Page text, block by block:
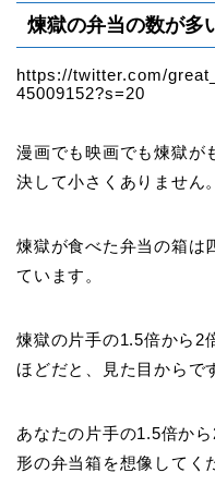
煉獄の弁当の数が多
https://twitter.com/
45009152?s=20
漫画でも映画でも煉獄が
決して小さくありません。
煉獄が食べた弁当の箱は
ています。
煉獄の片手の1.5倍から2
ほどだと、見た目からで
あなたの片手の1.5倍か
形の弁当箱を想像してく